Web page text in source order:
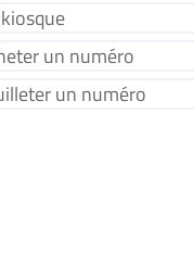
un numéro
un numéro